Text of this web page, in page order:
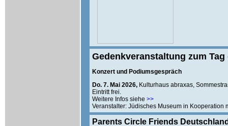
Gedenkveranstaltung zum
Konzert und Podiumsgespräch
Do. 7. Mai 2026, Kulturhaus abraxas,
Eintritt frei.
Weitere Infos siehe >>
Veranstalter: Jüdisches Museum in
Parents Circle Friends